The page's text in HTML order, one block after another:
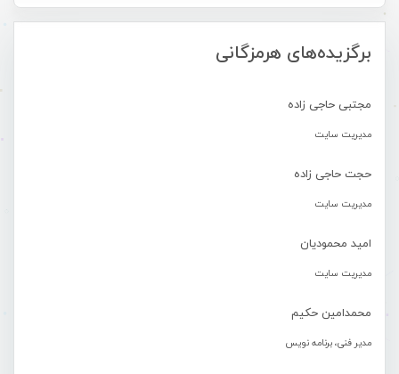
برگزیده‌های هرمزگانی
مجتبی حاجی زاده
مدیریت سایت
حجت حاجی زاده
مدیریت سایت
امید محمودیان
مدیریت سایت
محمدامین حکیم
مدیر فنی، برنامه نویس